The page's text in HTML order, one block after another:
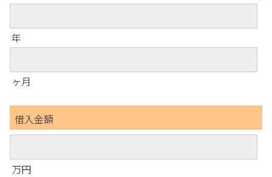
年
ヶ月
借入金額
万円